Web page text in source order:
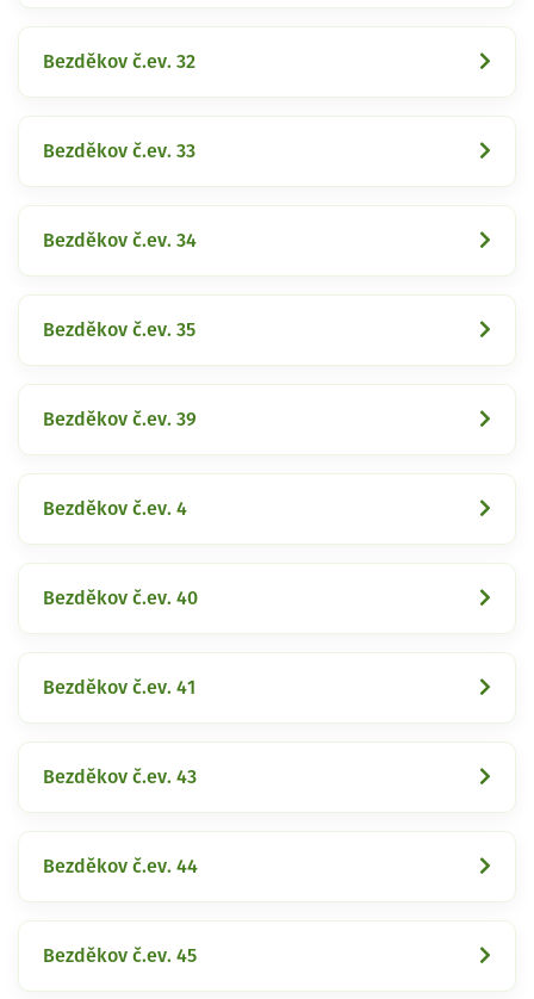
Bezděkov č.ev. 32
Bezděkov č.ev. 33
Bezděkov č.ev. 34
Bezděkov č.ev. 35
Bezděkov č.ev. 39
Bezděkov č.ev. 4
Bezděkov č.ev. 40
Bezděkov č.ev. 41
Bezděkov č.ev. 43
Bezděkov č.ev. 44
Bezděkov č.ev. 45